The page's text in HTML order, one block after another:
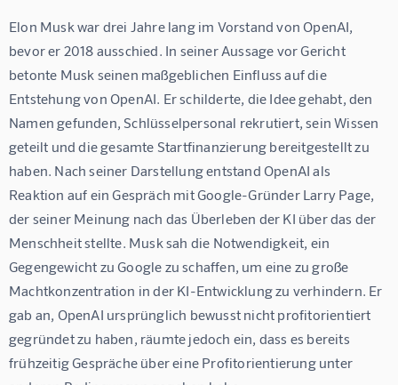
Elon Musk war drei Jahre lang im Vorstand von OpenAI,
bevor er 2018 ausschied. In seiner Aussage vor Gericht
betonte Musk seinen maßgeblichen Einfluss auf die
Entstehung von OpenAI. Er schilderte, die Idee gehabt, den
Namen gefunden, Schlüsselpersonal rekrutiert, sein Wissen
geteilt und die gesamte Startfinanzierung bereitgestellt zu
haben. Nach seiner Darstellung entstand OpenAI als
Reaktion auf ein Gespräch mit Google-Gründer Larry Page,
der seiner Meinung nach das Überleben der KI über das der
Menschheit stellte. Musk sah die Notwendigkeit, ein
Gegengewicht zu Google zu schaffen, um eine zu große
Machtkonzentration in der KI-Entwicklung zu verhindern. Er
gab an, OpenAI ursprünglich bewusst nicht profitorientiert
gegründet zu haben, räumte jedoch ein, dass es bereits
frühzeitig Gespräche über eine Profitorientierung unter